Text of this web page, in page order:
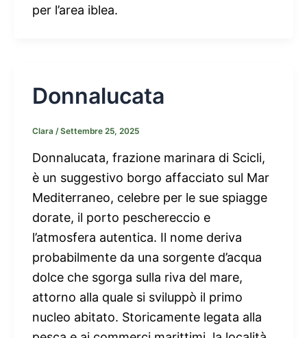
per l’area iblea.
Donnalucata
Clara /Settembre 25, 2025
Donnalucata, frazione marinara di Scicli,
è un suggestivo borgo affacciato sul Mar
Mediterraneo, celebre per le sue spiagge
dorate, il porto peschereccio e
l’atmosfera autentica. Il nome deriva
probabilmente da una sorgente d’acqua
dolce che sgorga sulla riva del mare,
attorno alla quale si sviluppò il primo
nucleo abitato. Storicamente legata alla